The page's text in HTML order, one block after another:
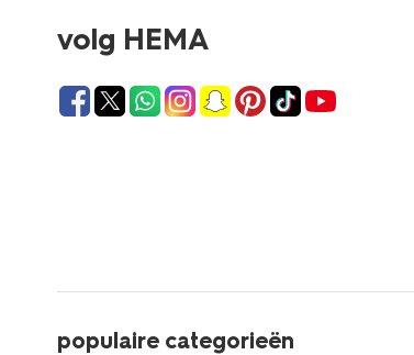
volg HEMA
populaire categorieën